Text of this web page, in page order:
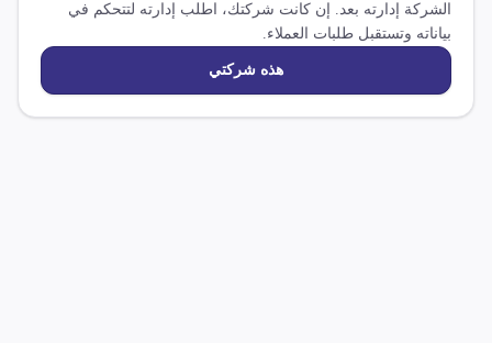
الشركة إدارته بعد. إن كانت شركتك، اطلب إدارته لتتحكم في
بياناته وتستقبل طلبات العملاء.
هذه شركتي